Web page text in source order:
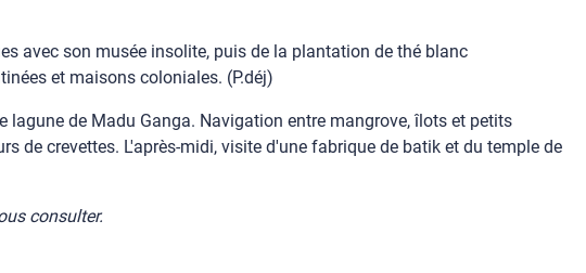
avec son musée insolite, puis de la plantation de thé blanc
et maisons coloniales. (P.déj)
de Madu Ganga. Navigation entre mangrove, îlots et petits
de crevettes. L'après-midi, visite d'une fabrique de batik et du temple de
consulter.